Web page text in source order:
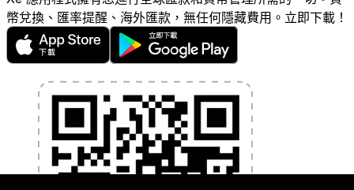
幣兌換、匯率提醒、海外匯款，無任何隱藏費用。立即下載！